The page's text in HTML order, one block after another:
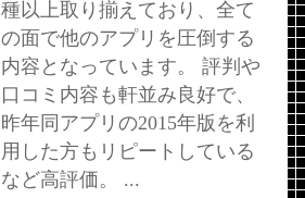
種以上取り揃えており、全て
の面で他のアプリを圧倒する
内容となっています。 評判や
口コミ内容も軒並み良好で、
昨年同アプリの2015年版を利
用した方もリピートしている
など高評価。 ...